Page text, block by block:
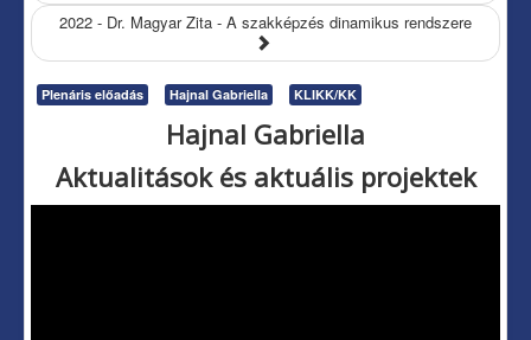
2022 - Dr. Magyar Zita - A szakképzés dinamikus rendszere
Plenáris előadás Hajnal Gabriella KLIKK/KK
Hajnal Gabriella
Aktualitások és aktuális projektek